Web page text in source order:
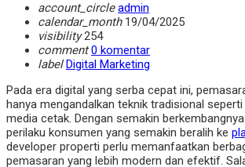
account_circle admin
calendar_month19/04/2025
visibility254
comment 0 komentar
label Digital Marketing
Pada era digital yang serba cepat ini,
hanya mengandalkan teknik tradisional
media cetak. Dengan semakin
perilaku konsumen yang semakin beralih ke
developer properti perlu memanfaatkan
pemasaran yang lebih modern dan efektif.